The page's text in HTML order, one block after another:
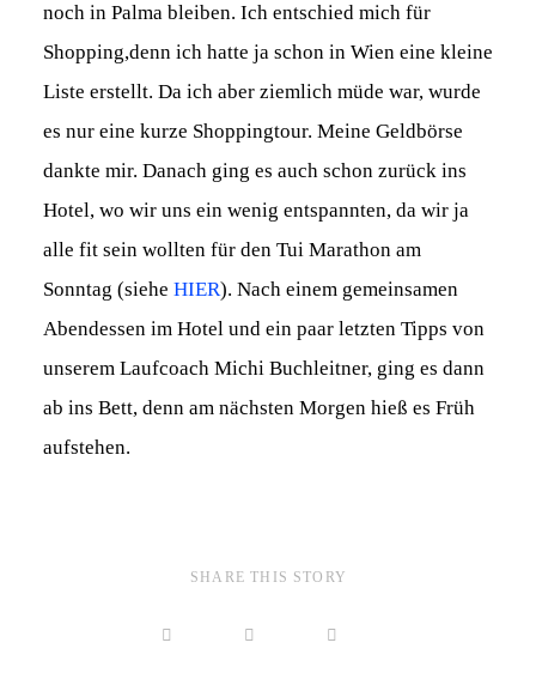
noch in Palma bleiben. Ich entschied mich für
Shopping,denn ich hatte ja schon in Wien eine kleine
Liste erstellt. Da ich aber ziemlich müde war, wurde
es nur eine kurze Shoppingtour. Meine Geldbörse
dankte mir. Danach ging es auch schon zurück ins
Hotel, wo wir uns ein wenig entspannten, da wir ja
alle fit sein wollten für den Tui Marathon am
Sonntag (siehe HIER). Nach einem gemeinsamen
Abendessen im Hotel und ein paar letzten Tipps von
unserem Laufcoach Michi Buchleitner, ging es dann
ab ins Bett, denn am nächsten Morgen hieß es Früh
aufstehen.
SHARE THIS STORY